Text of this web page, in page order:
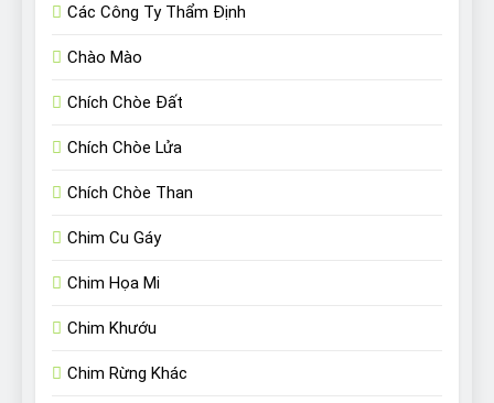
Các Công Ty Thẩm Định
Chào Mào
Chích Chòe Đất
Chích Chòe Lửa
Chích Chòe Than
Chim Cu Gáy
Chim Họa Mi
Chim Khướu
Chim Rừng Khác